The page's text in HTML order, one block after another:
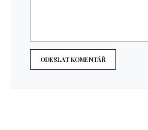
ODESLAT KOMENTÁŘ